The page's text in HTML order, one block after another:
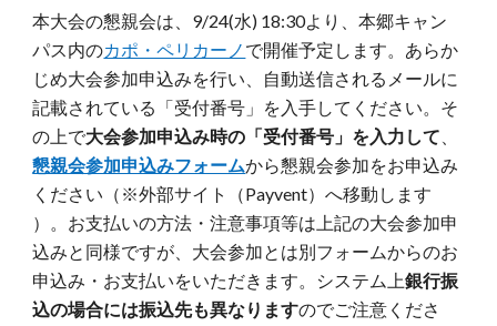
本大会の懇親会は、9/24(水) 18:30より、本郷キャン
パス内のカポ・ペリカーノ で開催予定します。 あらか
じめ大会参加申込みを行い、自動送信されるメールに
記載されている「受付番号」を入手してください。そ
の上で大会参加申込み時の 「受付番号」 を入力して
懇親会参加申込みフォームから懇親会参加をお申込み
ください（※外部サイト（Payvent）へ移動します
）。お支払いの方法・注意事項等は上記の大会参加申
込みと同様ですが、大会参加とは別フォームからのお
申込み・お支払いをいただきます。システム上銀行振
込の場合には振込先も異なりますのでご注意くださ